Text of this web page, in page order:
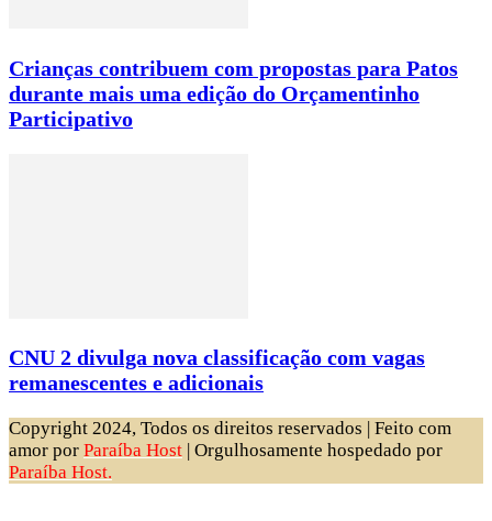
Crianças contribuem com propostas para Patos
durante mais uma edição do Orçamentinho
Participativo
CNU 2 divulga nova classificação com vagas
remanescentes e adicionais
Copyright 2024, Todos os direitos reservados | Feito com
amor por Paraíba Host | Orgulhosamente hospedado por
Paraíba Host.